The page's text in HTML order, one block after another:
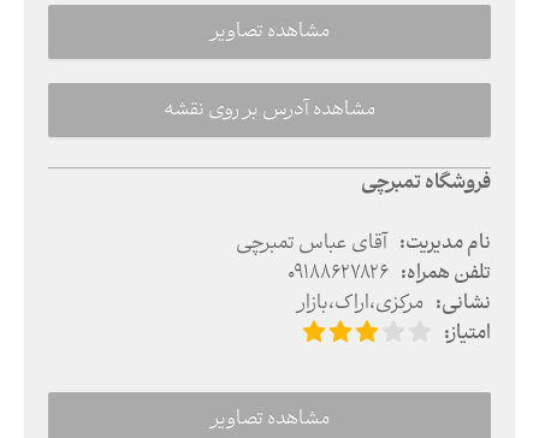
مشاهده تصاویر
مشاهده آدرس بر روی نقشه
فروشگاه تمبرچی
نام مدیریت: آقای عباس تمبرچی
تلفن همراه:
09188627826
نشانی: مرکزی،اراک،بازار
امتیاز:
مشاهده تصاویر